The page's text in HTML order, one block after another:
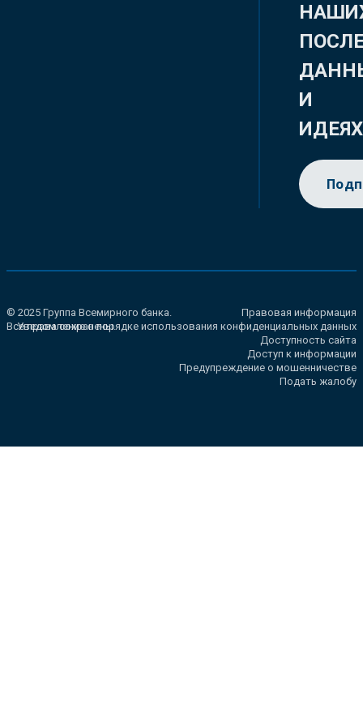
И
ИДЕЯХ
© 2025 Группа Всемирного банка.
Все права сохранены.
Правовая информация
Уведомление о порядке использования конфиденциальных данных
Доступность сайта
Доступ к информации
Предупреждение о мошенничестве
Подать жалобу